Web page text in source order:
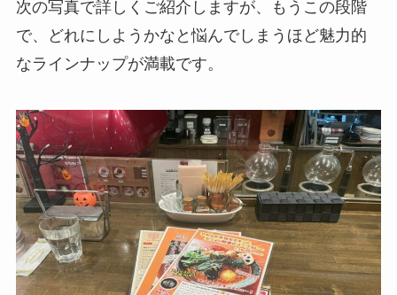
次の写真で詳しくご紹介しますが、もうこの段階
で、どれにしようかなと悩んでしまうほど魅力的
なラインナップが満載です。